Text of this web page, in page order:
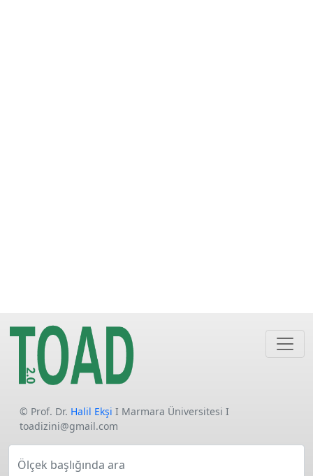
© Prof. Dr. Halil Ekşi I Marmara Üniversitesi I
toadizini@gmail.com
Ölçek başlığında ara